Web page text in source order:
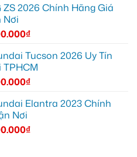
2026 Chính Hãng Giá
Nơi
₫
Tucson 2026 Uy Tín
₫
Elantra 2023 Chính
Nơi
₫